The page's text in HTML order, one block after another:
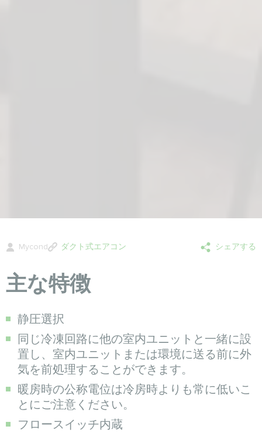
Mycond ダクト式エアコン シェアする
主な特徴
静圧選択
同じ冷凍回路に他の室内ユニットと一緒に設
置し、室内ユニットまたは環境に送る前に外
気を前処理することができます。
暖房時の公称電位は冷房時よりも常に低いこ
とにご注意ください。
フロースイッチ内蔵